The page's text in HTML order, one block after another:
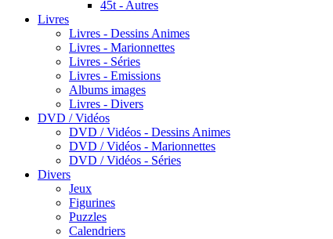
45t - Autres
Livres
Livres - Dessins Animes
Livres - Marionnettes
Livres - Séries
Livres - Emissions
Albums images
Livres - Divers
DVD / Vidéos
DVD / Vidéos - Dessins Animes
DVD / Vidéos - Marionnettes
DVD / Vidéos - Séries
Divers
Jeux
Figurines
Puzzles
Calendriers